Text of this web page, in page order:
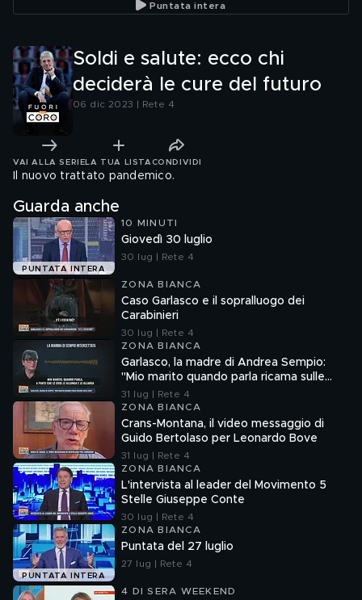
Puntata intera
Soldi e salute: ecco chi
deciderà le cure del futuro
06 dic 2023 | Rete 4
VAI ALLA SERIE LA TUA LISTA CONDIVIDI
Il nuovo trattato pandemico.
Guarda anche
PUNTATA INTERA
10 MINUTI
Giovedì 30 luglio
30 lug | Rete 4
ZONA BIANCA
Caso Garlasco e il sopralluogo dei
Carabinieri
30 lug | Rete 4
ZONA BIANCA
Garlasco, la madre di Andrea Sempio:
"Mio marito quando parla ricama sulle
cose"
31 lug | Rete 4
ZONA BIANCA
Crans-Montana, il video messaggio di
Guido Bertolaso per Leonardo Bove
31 lug | Rete 4
ZONA BIANCA
L'intervista al leader del Movimento 5
Stelle Giuseppe Conte
30 lug | Rete 4
PUNTATA INTERA
ZONA BIANCA
Puntata del 27 luglio
27 lug | Rete 4
4 DI SERA WEEKEND